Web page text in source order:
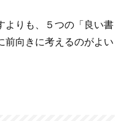
りも、５つの「良い書
前向きに考えるのがよい